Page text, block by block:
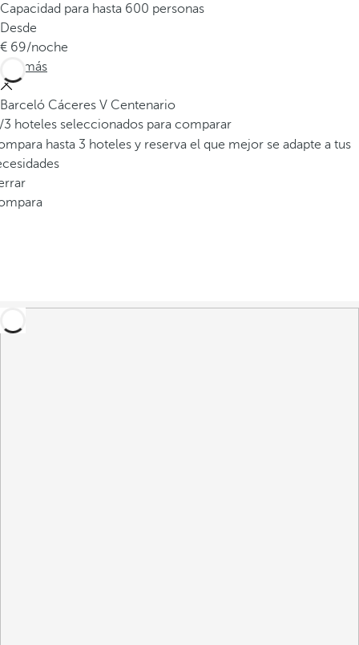
Capacidad para hasta 600 personas
Desde
69/noche
Ver más
Barceló Cáceres V Centenario
/3 hoteles seleccionados para comparar
hasta 3 hoteles y reserva el que mejor se adapte a tus